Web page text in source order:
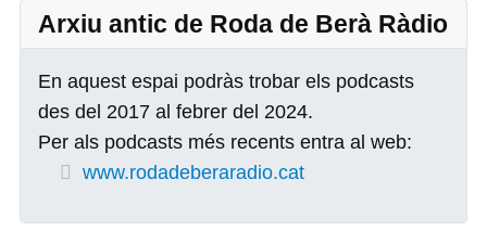
Arxiu antic de Roda de Berà Ràdio
En aquest espai podràs trobar els podcasts
des del 2017 al febrer del 2024.
Per als podcasts més recents entra al web:
www.rodadeberaradio.cat